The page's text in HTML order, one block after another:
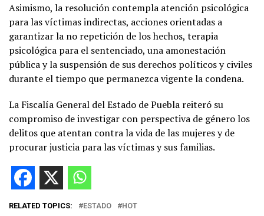
Asimismo, la resolución contempla atención psicológica
para las víctimas indirectas, acciones orientadas a
garantizar la no repetición de los hechos, terapia
psicológica para el sentenciado, una amonestación
pública y la suspensión de sus derechos políticos y civiles
durante el tiempo que permanezca vigente la condena.
La Fiscalía General del Estado de Puebla reiteró su
compromiso de investigar con perspectiva de género los
delitos que atentan contra la vida de las mujeres y de
procurar justicia para las víctimas y sus familias.
RELATED TOPICS: ESTADO HOT